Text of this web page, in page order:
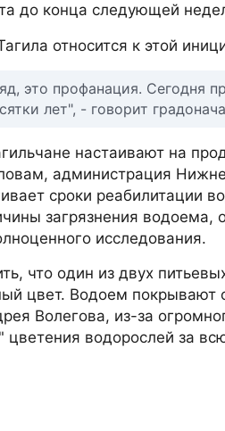
до конца следующей
относится к этой
это профанация. Сегодня
лет", - говорит
настаивают на
администрация
сроки реабилитации
загрязнения водоема,
исследования.
что один из двух
цвет. Водоем
Волегова, из-за
водорослей за